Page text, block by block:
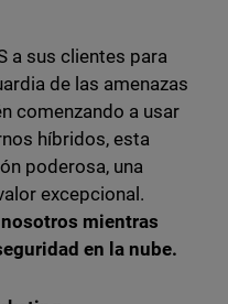
a sus clientes para
de las amenazas
comenzando a usar
híbridos, esta
poderosa, una
excepcional.
mientras
en la nube.